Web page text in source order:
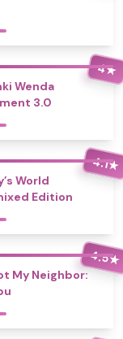
4★
Wenda
3.0
4.1★
World
Edition
4.5★
My Neighbor: